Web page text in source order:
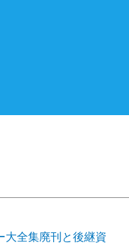
大全集廃刊と後継資